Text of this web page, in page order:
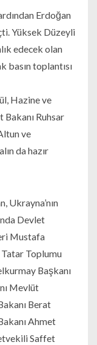
Erdoğan
Yüksek Düzeyli
edecek olan
basın toplantısı
Hazine ve
Ruhsar
ve
da hazır
Ukrayna’nın
Devlet
Mustafa
Tatar Toplumu
Başkanı
Mevlüt
Berat
Ahmet
Saffet